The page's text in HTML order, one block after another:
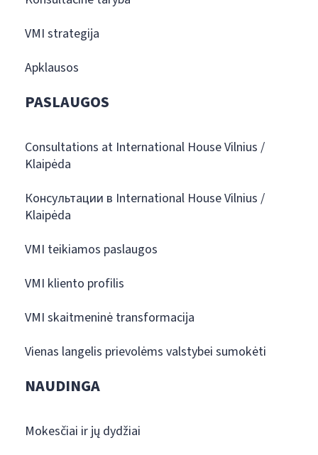
VMI strategija
Apklausos
PASLAUGOS
Consultations at International House Vilnius /
Klaipėda
Консультации в International House Vilnius /
Klaipėda
VMI teikiamos paslaugos
VMI kliento profilis
VMI skaitmeninė transformacija
Vienas langelis prievolėms valstybei sumokėti
NAUDINGA
Mokesčiai ir jų dydžiai